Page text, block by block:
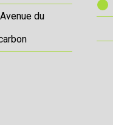
du